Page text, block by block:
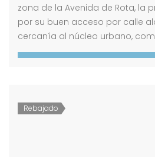
zona de la Avenida de Rota, la
por su buen acceso por calle
cercanía al núcleo urbano,
Rebajado